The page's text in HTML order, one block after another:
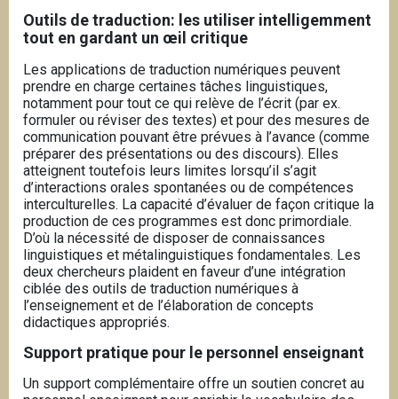
Outils de traduction: les utiliser intelligemment
tout en gardant un œil critique
Les applications de traduction numériques peuvent
prendre en charge certaines tâches linguistiques,
notamment pour tout ce qui relève de l’écrit (par ex.
formuler ou réviser des textes) et pour des mesures de
communication pouvant être prévues à l’avance (comme
préparer des présentations ou des discours). Elles
atteignent toutefois leurs limites lorsqu’il s’agit
d’interactions orales spontanées ou de compétences
interculturelles. La capacité d’évaluer de façon critique la
production de ces programmes est donc primordiale.
D’où la nécessité de disposer de connaissances
linguistiques et métalinguistiques fondamentales. Les
deux chercheurs plaident en faveur d’une intégration
ciblée des outils de traduction numériques à
l’enseignement et de l’élaboration de concepts
didactiques appropriés.
Support pratique pour le personnel enseignant
Un support complémentaire offre un soutien concret au